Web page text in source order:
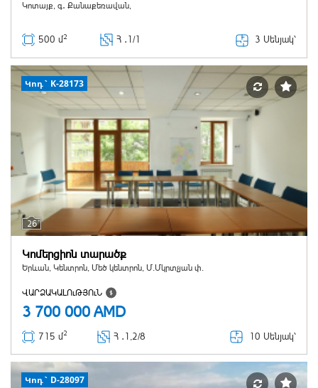
Կոտայք, գ․ Քանաքեռավան,
500 մ2 Հ ․ 1/1 3 Սենյակ՝
26
Կոդ` K-28173
Կոմերցիոն տարածք
Երևան, Կենտրոն, Մեծ կենտրոն, Մ.Մկրտչյան փ.
ՎԱՐՁԱԿԱԼՈւԹՅՈւՆ
3 700 000 AMD
715 մ2 Հ ․ 1,2/8 10 Սենյակ՝
Կոդ` D-28097